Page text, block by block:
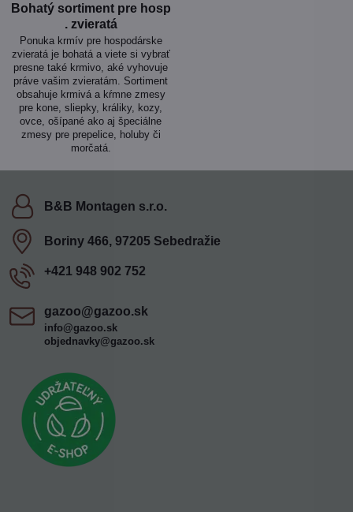
Bohatý sortiment pre hosp​
. zvieratá
Ponuka krmív pre hospodárske
zvieratá je bohatá a viete si vybrať
presne také krmivo, aké vyhovuje
práve vašim zvieratám. Sortiment
obsahuje krmivá a kŕmne zmesy
pre kone, sliepky, králiky, kozy,
ovce, ošípané ako aj špeciálne
zmesy pre prepelice, holuby či
morčatá.
B&B Montagen s​.r​.o​.
Boriny 466, 97205 Sebedražie
+421 948 902 752
gazoo​@gazoo​.sk
info@gazoo.sk
objednavky@gazoo.sk